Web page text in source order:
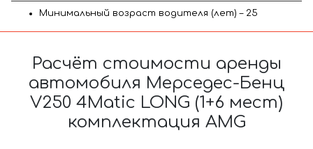
Минимальный возраст водителя (лет) – 25
Расчёт стоимости аренды
автомобиля Мерседес-Бенц
V250 4Matic LONG (1+6 мест)
комплектация AMG